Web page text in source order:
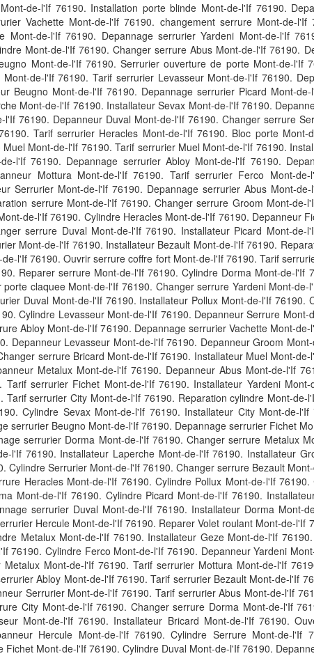
de-l'If 76190. Installation porte blinde Mont-de-l'If 76190.
Vachette Mont-de-l'If 76190. changement serrure Mont-de-
Mont-de-l'If 76190. Depannage serrurier Yardeni Mont-de-l'If
Mont-de-l'If 76190. Changer serrure Abus Mont-de-l'If 76190.
Mont-de-l'If 76190. Serrurier ouverture de porte Mont-de-l'If
de-l'If 76190. Tarif serrurier Levasseur Mont-de-l'If 76190.
Beugno Mont-de-l'If 76190. Depannage serrurier Picard Mont-
Mont-de-l'If 76190. Installateur Sevax Mont-de-l'If 76190.
76190. Depanneur Duval Mont-de-l'If 76190. Changer serrure
Tarif serrurier Heracles Mont-de-l'If 76190. Bloc porte
Mont-de-l'If 76190. Tarif serrurier Muel Mont-de-l'If 76190.
l'If 76190. Depannage serrurier Abloy Mont-de-l'If 76190.
Mottura Mont-de-l'If 76190. Tarif serrurier Ferco Mont-
Serrurier Mont-de-l'If 76190. Depannage serrurier Abus Mont-
serrure Mont-de-l'If 76190. Changer serrure Groom Mont-de-
de-l'If 76190. Cylindre Heracles Mont-de-l'If 76190. Depanneur
serrure Duval Mont-de-l'If 76190. Installateur Picard Mont-de-
Mont-de-l'If 76190. Installateur Bezault Mont-de-l'If 76190.
l'If 76190. Ouvrir serrure coffre fort Mont-de-l'If 76190. Tarif
Reparer serrure Mont-de-l'If 76190. Cylindre Dorma Mont-de-l'If
claquee Mont-de-l'If 76190. Changer serrure Yardeni Mont-
Duval Mont-de-l'If 76190. Installateur Pollux Mont-de-l'If 76190.
Cylindre Levasseur Mont-de-l'If 76190. Depanneur Serrure
Abloy Mont-de-l'If 76190. Depannage serrurier Vachette Mont-
Depanneur Levasseur Mont-de-l'If 76190. Depanneur Groom
serrure Bricard Mont-de-l'If 76190. Installateur Muel Mont-
Metalux Mont-de-l'If 76190. Depanneur Abus Mont-de-l'If
serrurier Fichet Mont-de-l'If 76190. Installateur Yardeni
serrurier City Mont-de-l'If 76190. Reparation cylindre Mont-
Cylindre Sevax Mont-de-l'If 76190. Installateur City Mont-de-
serrurier Beugno Mont-de-l'If 76190. Depannage serrurier Fichet
serrurier Dorma Mont-de-l'If 76190. Changer serrure Metalux
l'If 76190. Installateur Laperche Mont-de-l'If 76190. Installateur
Cylindre Serrurier Mont-de-l'If 76190. Changer serrure Bezault
Heracles Mont-de-l'If 76190. Cylindre Pollux Mont-de-l'If
Mont-de-l'If 76190. Cylindre Picard Mont-de-l'If 76190.
serrurier Duval Mont-de-l'If 76190. Installateur Dorma Mont-
Hercule Mont-de-l'If 76190. Reparer Volet roulant Mont-de-l'If
Metalux Mont-de-l'If 76190. Installateur Geze Mont-de-l'If
76190. Cylindre Ferco Mont-de-l'If 76190. Depanneur Yardeni
Mont-de-l'If 76190. Tarif serrurier Mottura Mont-de-l'If
Abloy Mont-de-l'If 76190. Tarif serrurier Bezault Mont-de-l'If
Serrurier Mont-de-l'If 76190. Tarif serrurier Abus Mont-de-l'If
City Mont-de-l'If 76190. Changer serrure Dorma Mont-de-l'If
Mont-de-l'If 76190. Installateur Bricard Mont-de-l'If 76190.
Hercule Mont-de-l'If 76190. Cylindre Serrure Mont-de-l'If
Mont-de-l'If 76190. Cylindre Duval Mont-de-l'If 76190.